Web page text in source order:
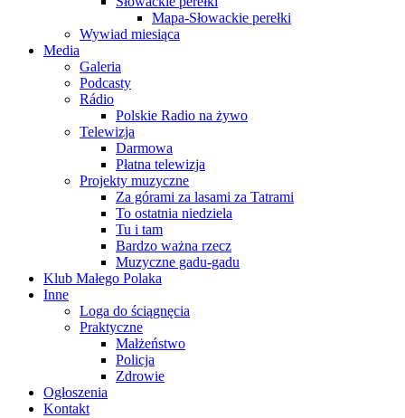
Mapa-Słowackie perełki
Wywiad miesiąca
Media
Galeria
Podcasty
Rádio
Polskie Radio na żywo
Telewizja
Darmowa
Płatna telewizja
Projekty muzyczne
Za górami za lasami za Tatrami
To ostatnia niedziela
Tu i tam
Bardzo ważna rzecz
Muzyczne gadu-gadu
Klub Małego Polaka
Inne
Loga do ściągnęcia
Praktyczne
Małżeństwo
Policja
Zdrowie
Ogłoszenia
Kontakt